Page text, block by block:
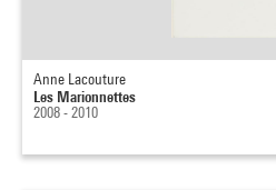
Anne Lacouture
Les Marionnettes
2008 - 2010